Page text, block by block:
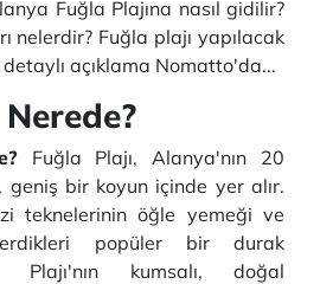
Fuğla Plajına nasıl gidilir?
nelerdir? Fuğla plajı yapılacak
açıklama Nomatto'da...
Fuğla Plajı, Alanya'nın 20
geniş bir koyun içinde yer alır.
teknelerinin öğle yemeği ve
popüler bir durak
Plajı'nın kumsalı, doğal